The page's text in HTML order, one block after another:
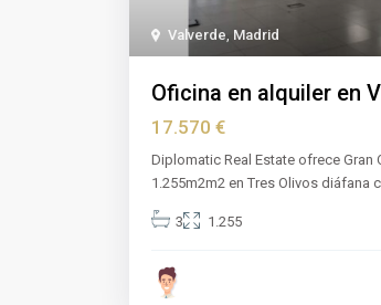
Valverde Madrid
Oficina en alquiler en
17.570 €
Diplomatic Real Estate ofrece Gran
1.255m2m2 en Tres Olivos diáfana
3 1.255